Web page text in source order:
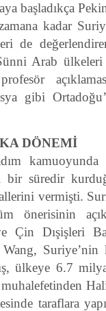
başladıkça
kadar
de
Arab ülkeleri
gibi
DÖNEMİ
bir süredir
vermişti.
önerisinin
Çin Dışişleri
Suriye’nin
ülkeye 6.7
taraflara